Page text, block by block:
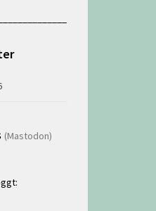
(Mastodon)